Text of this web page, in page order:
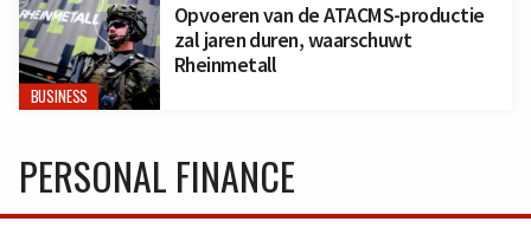
BUSINESS
Opvoeren van de ATACMS-productie
zal jaren duren, waarschuwt
Rheinmetall
PERSONAL FINANCE